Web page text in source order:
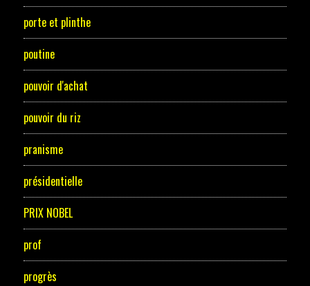
porte et plinthe
poutine
pouvoir d'achat
pouvoir du riz
pranisme
présidentielle
PRIX NOBEL
prof
progrès